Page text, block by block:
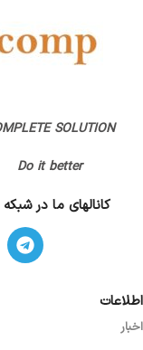
ارگونومیک (راست دست)
تعداد کلید 7 کلید
گارانتی
SOLUTION
Do it better
کانالهای ما در
اطلاعات
اخبار